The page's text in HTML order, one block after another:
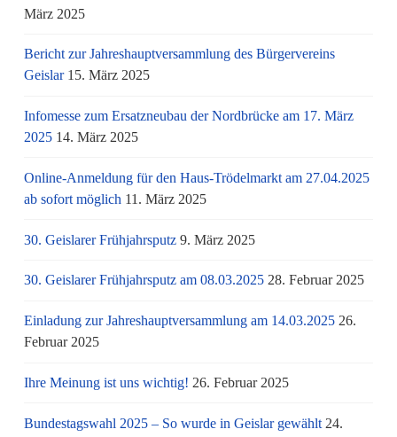
März 2025
Bericht zur Jahreshauptversammlung des Bürgervereins
Geislar 15. März 2025
Infomesse zum Ersatzneubau der Nordbrücke am 17. März
2025 14. März 2025
Online-Anmeldung für den Haus-Trödelmarkt am 27.04.2025
ab sofort möglich 11. März 2025
30. Geislarer Frühjahrsputz 9. März 2025
30. Geislarer Frühjahrsputz am 08.03.2025 28. Februar 2025
Einladung zur Jahreshauptversammlung am 14.03.2025 26.
Februar 2025
Ihre Meinung ist uns wichtig! 26. Februar 2025
Bundestagswahl 2025 – So wurde in Geislar gewählt 24.